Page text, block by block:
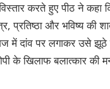
करते हुए पीठ ने कहा
प्रतिष्ठा और भविष्य की
में दांव पर लगाकर उसे
के खिलाफ बलात्कार की